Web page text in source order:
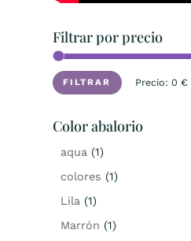
Filtrar por precio
FILTRAR Precio: 0 €
Color abalorio
aqua (1)
colores (1)
Lila (1)
Marrón (1)